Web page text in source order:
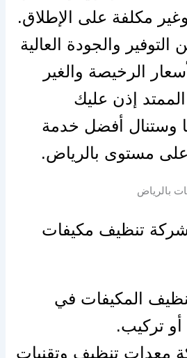
مكلفة على الإطلاق.
والجودة العالية
الرخيصة والغير
إذن عليك
وستنال أفضل خدمة
على مستوى بالرياض.
بالرياض
تنظيف مكيفات
المكيفات في
أو تركيب.
معدات تنظيف وتقنيات